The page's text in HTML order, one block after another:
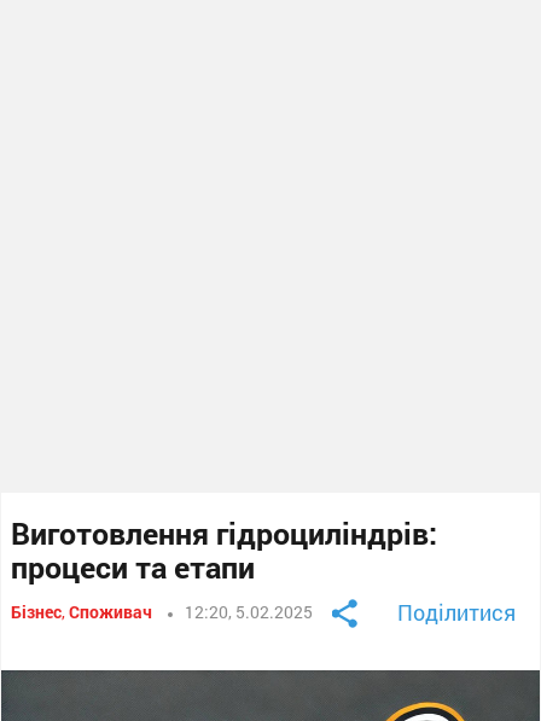
Виготовлення гідроциліндрів:
процеси та етапи
Бізнес,Споживач 12:20, 5.02.2025 Поділитися